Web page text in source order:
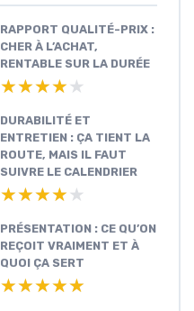
RAPPORT QUALITÉ-PRIX :
CHER À L’ACHAT,
RENTABLE SUR LA DURÉE
★★★★★
★★★★★
DURABILITÉ ET
ENTRETIEN : ÇA TIENT LA
ROUTE, MAIS IL FAUT
SUIVRE LE CALENDRIER
★★★★★
★★★★★
PRÉSENTATION : CE QU’ON
REÇOIT VRAIMENT ET À
QUOI ÇA SERT
★★★★★
★★★★★